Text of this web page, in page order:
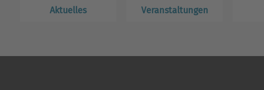
Aktuelles Veranstaltungen